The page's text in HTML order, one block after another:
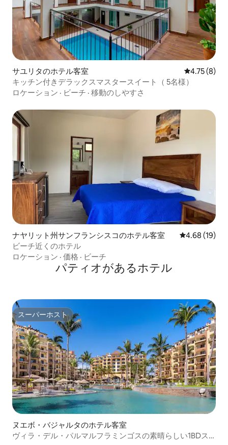
サユリタのホテル客室 レビュー8
4.75 (8)
キッチン付きデラックスマスタースイート（ 5名様）
ロケーション · ビーチ · 移動のしやすさ
ナヤリット州サンフランシスコのホテル客室 レビュー19
4.68 (19)
ビーチ近くのホテル
ロケーション · 価格 · ビーチ
パティオがあるホ⁠テ⁠ル
スーパーホスト
スーパーホスト
ヌエボ・バジャルタのホテル客室
ヴィラ・デル・パルマルフラミンゴスの素晴らしい1BDス